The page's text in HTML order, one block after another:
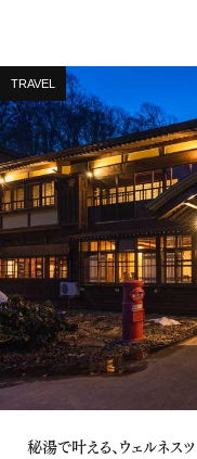
TRAVEL
秘湯で叶える、ウェルネ